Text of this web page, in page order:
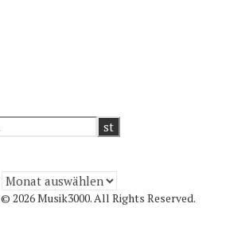
© 2026 Musik3000. All Rights Reserved.